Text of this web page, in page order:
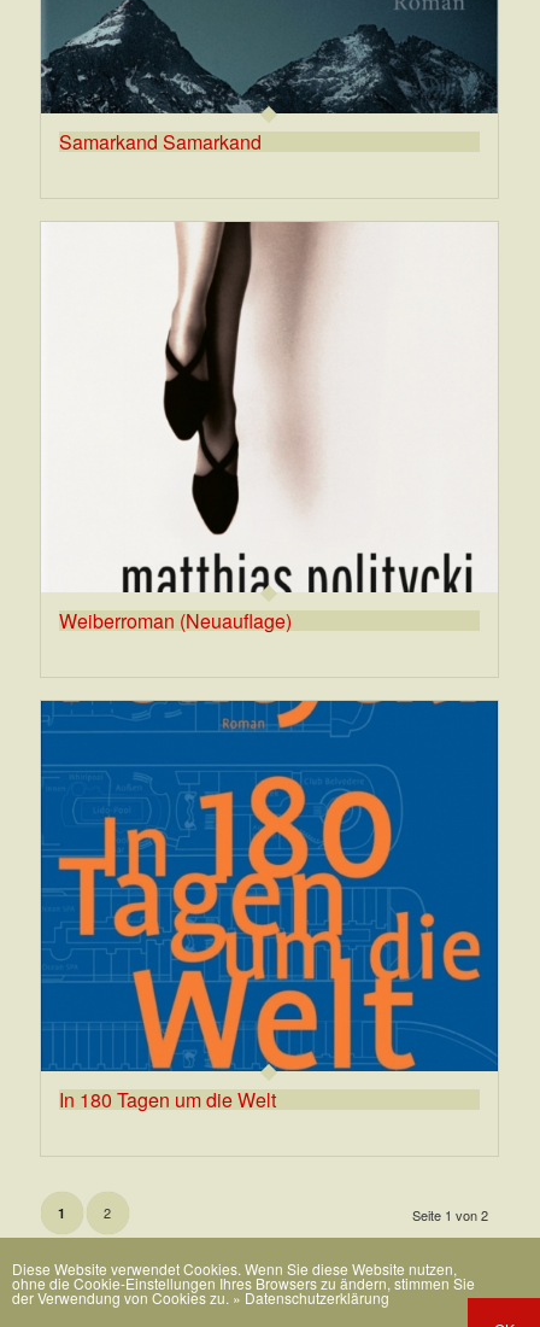
Samarkand Samarkand
Weiberroman (Neuauflage)
In 180 Tagen um die Welt
Seite 1 von 2
1 2
Diese Website verwendet Cookies. Wenn Sie diese Website nutzen,
ohne die Cookie-Einstellungen Ihres Browsers zu ändern, stimmen Sie
der Verwendung von Cookies zu. » Datenschutzerklärung